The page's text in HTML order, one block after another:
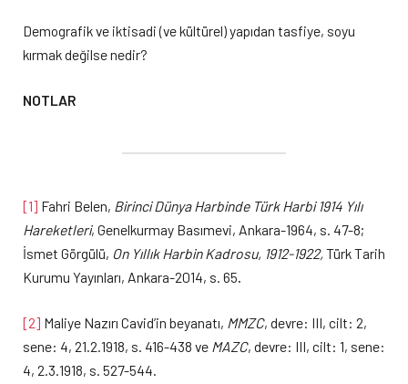
Demografik ve iktisadi (ve kültürel) yapıdan tasfiye, soyu
kırmak değilse nedir?
NOTLAR
[1] Fahri Belen, Birinci Dünya Harbinde Türk Harbi 1914 Yılı
Hareketleri, Genelkurmay Basımevi, Ankara-1964, s. 47-8;
İsmet Görgülü, On Yıllık Harbin Kadrosu, 1912-1922,Türk Tarih
Kurumu Yayınları, Ankara-2014, s. 65
[2] Maliye Nazırı Cavid’in beyanatı, MMZC, devre: III, cilt: 2,
sene: 4, 21.2.1918, s. 416-438 ve MAZC, devre: III, cilt: 1, sene:
4, 2.3.1918, s. 527-544.